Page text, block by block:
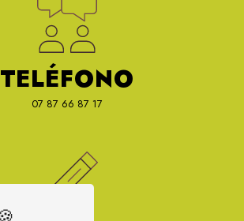
TELÉFONO
07 87 66 87 17